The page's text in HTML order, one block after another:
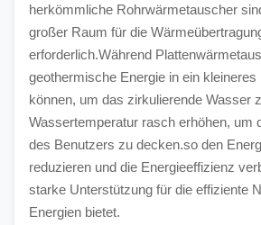
herkömmliche Rohrwärmetauscher
großer Raum für die
erforderlich.Während
geothermische Energie in ein
können, um das zirkulierende Wasser
Wassertemperatur rasch erhöhen, um
des Benutzers zu decken.so den
reduzieren und die Energieeffizienz
starke Unterstützung für die effiziente
Energien bietet.